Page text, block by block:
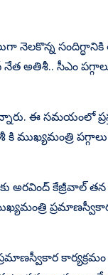
నెలకొన్న
అతిశీ.. సీఎం
ఈ సమయంలో
ముఖ్యమంత్రి పగ్గాలు
అరవింద్ కేజ్రీవాల్
కార్యక్రమం